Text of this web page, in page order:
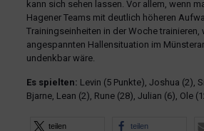
kann sich sehen lassen. Vor allem, wenn
Hagener Teams mit deutlich höheren
Trainingseinheiten in der Woche trainieren,
angespannten Hallensituation im
undenkbar wäre.
Es spielten: Levin (5 Punkte), Joshua (2),
Bjarne, Lean (2), Rune (28), Julian (6), Ole
teilen teilen